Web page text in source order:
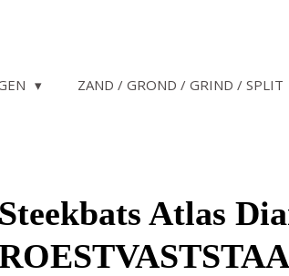
ZAND / GROND / GRIND / SPLIT
Steekbats Atlas